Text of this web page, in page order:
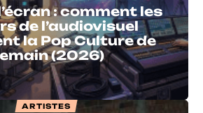
: comment les
de l’audiovisuel
la Pop Culture de
(2026)
ARTISTES